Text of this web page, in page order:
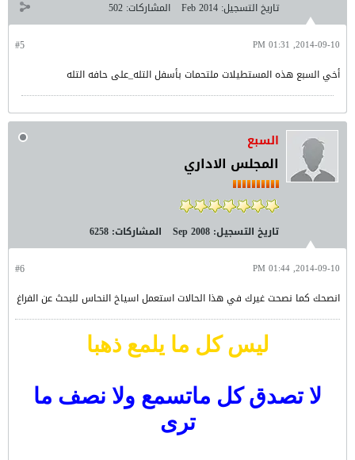
تاريخ التسجيل: Feb 2014 المشاركات: 502
#5 2014-09-10, 01:31 PM
أخي السبع هذه المستطيلات ملتحمات بأسفل التله_على حافه التله
السبع
المجلس الاداري
تاريخ التسجيل: Sep 2008 المشاركات: 6258
#6 2014-09-10, 01:44 PM
انصحك كما نصحت غيرك في هذا الحالات استعمل اسياخ النحاس للبحث عن الفراغ
ليس كل ما يلمع ذهبا
لا تصدق كل ماتسمع ولا نصف ما
ترى